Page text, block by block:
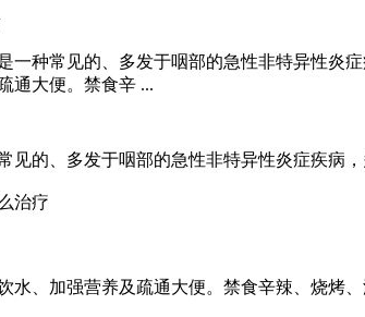
是一种常见的、多发于咽部的急性非特异
通大便。禁食辛 ...
见的、多发于咽部的急性非特异性炎症疾病
治疗
、加强营养及疏通大便。禁食辛辣、烧烤、